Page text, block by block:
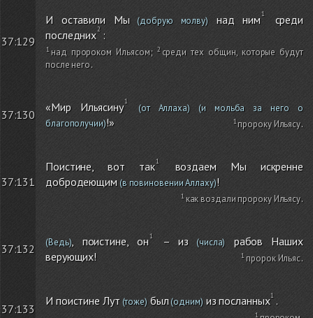
37:129
И оставили Мы(добрую молву)над ним
среди
последних :
над пророком Ильясом;
среди тех общин, которые будут
после него.
37:130
«Мир Ильясину (от Аллаха)(и мольба за него о
благополучии)!» пророку Ильясу.
37:131
Поистине, вот так
воздаем Мы искренне
добродеющим(в повиновении Аллаху)!
как воздали пророку Ильясу.
37:132
(Ведь), поистине, он – из(числа)
рабов Наших
верующих!
пророк Ильяс.
37:133
И поистине Лут(тоже)был(одним)из посланных .